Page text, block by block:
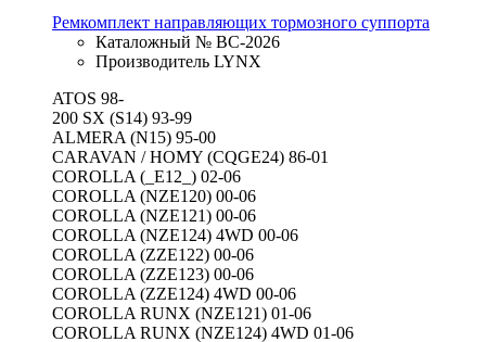
Ремкомплект направляющих тормозного суппорта
Каталожный № BC-2026
Производитель LYNX
ATOS 98-
200 SX (S14) 93-99
ALMERA (N15) 95-00
CARAVAN / HOMY (CQGE24) 86-01
COROLLA (_E12_) 02-06
COROLLA (NZE120) 00-06
COROLLA (NZE121) 00-06
COROLLA (NZE124) 4WD 00-06
COROLLA (ZZE122) 00-06
COROLLA (ZZE123) 00-06
COROLLA (ZZE124) 4WD 00-06
COROLLA RUNX (NZE121) 01-06
COROLLA RUNX (NZE124) 4WD 01-06